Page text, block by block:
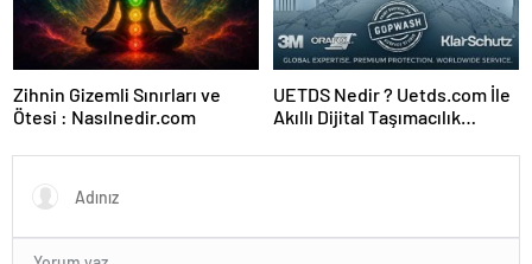
Zihnin Gizemli Sınırları ve
Ötesi : Nasılnedir.com
UETDS Nedir ? Uetds.com İle
Akıllı Dijital Taşımacılık